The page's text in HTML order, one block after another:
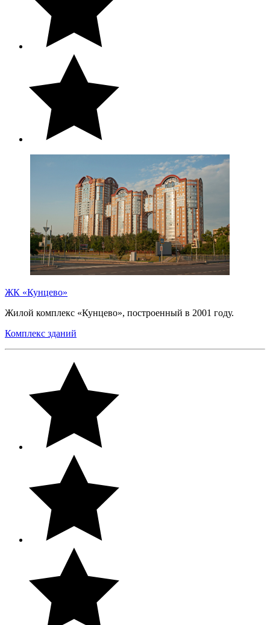
ЖК «Кунцево»
Жилой комплекс «Кунцево», построенный в 2001 году.
Комплекс зданий